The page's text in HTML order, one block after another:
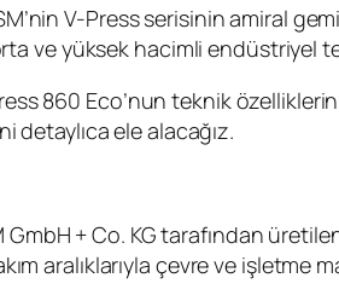
V-Press serisinin amiral
ve yüksek hacimli endüstriyel
860 Eco’nun teknik
detaylıca ele alacağız.
+ Co. KG tarafından
aralıklarıyla çevre ve işletme